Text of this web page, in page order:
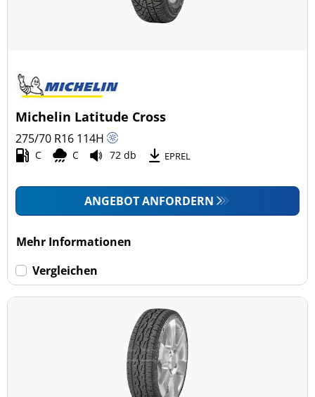
Michelin Latitude Cross
275/70 R16 114H
C C 72 db EPREL
ANGEBOT ANFORDERN
Mehr Informationen
Vergleichen